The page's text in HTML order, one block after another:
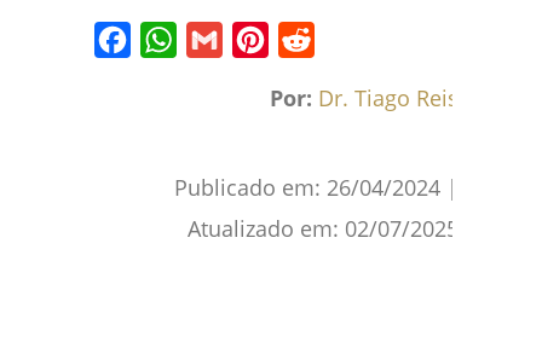
Por: Dr. Tiago Reis
Publicado em: 26/04/2024 |
Atualizado em: 02/07/2025